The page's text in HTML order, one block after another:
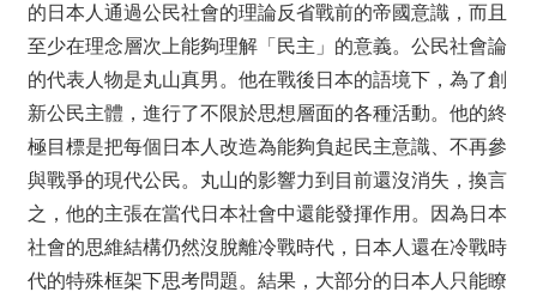
的日本人通過公民社會的理論反省戰前的帝國意識，而且
至少在理念層次上能夠理解「民主」的意義。公民社會論
的代表人物是丸山真男。他在戰後日本的語境下，為了創
新公民主體，進行了不限於思想層面的各種活動。他的終
極目標是把每個日本人改造為能夠負起民主意識、不再參
與戰爭的現代公民。丸山的影響力到目前還沒消失，換言
之，他的主張在當代日本社會中還能發揮作用。因為日本
社會的思維結構仍然沒脫離冷戰時代，日本人還在冷戰時
代的特殊框架下思考問題。結果，大部分的日本人只能瞭